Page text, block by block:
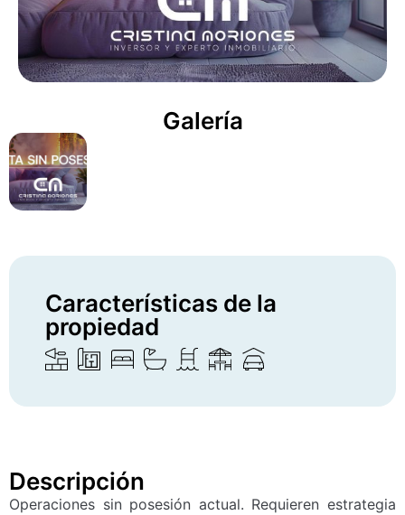
Galería
Características de la
propiedad
Descripción
Operaciones sin posesión actual. Requieren estrategia